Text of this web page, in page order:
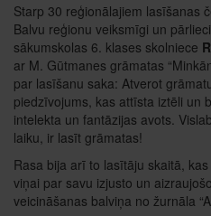
Starp 30 reģionālajiem lasīšanas
Balvu reģionu veiksmīgi un
sākumskolas 6. klases skolniece
ar M. Gūtmanes grāmatas
par lasīšanu saka: Atverot
piedzīvojums, kas attīsta iztēli un
intelekta un fantāzijas avots.
laiku, ir lasīt grāmatas!
Rasa bija arī to lasītāju skaitā,
viņai par savu izjusto un
veicināšanas balviņa no žurnāla